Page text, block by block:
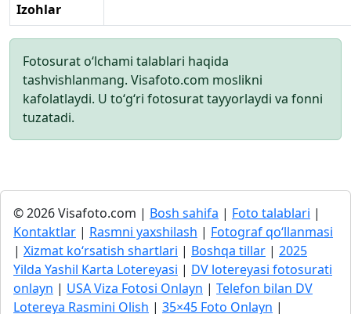
Izohlar
Fotosurat o‘lchami talablari haqida
tashvishlanmang. Visafoto.com moslikni
kafolatlaydi. U to‘g‘ri fotosurat tayyorlaydi va fonni
tuzatadi.
© 2026 Visafoto.com | Bosh sahifa | Foto talablari |
Kontaktlar | Rasmni yaxshilash | Fotograf qo‘llanmasi
| Xizmat ko‘rsatish shartlari | Boshqa tillar | 2025
Yilda Yashil Karta Lotereyasi | DV lotereyasi fotosurati
onlayn | USA Viza Fotosi Onlayn | Telefon bilan DV
Lotereya Rasmini Olish | 35×45 Foto Onlayn |